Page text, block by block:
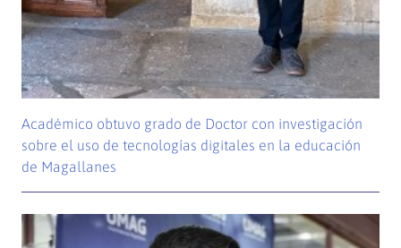
Académico obtuvo grado de Doctor con investigación
sobre el uso de tecnologías digitales en la educación
de Magallanes